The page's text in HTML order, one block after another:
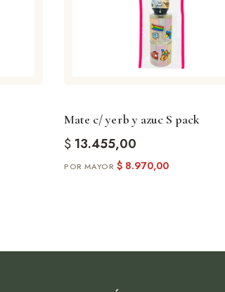
Mate c/ yerb y azuc S pack
$ 13.455,00
$ 8.970,00